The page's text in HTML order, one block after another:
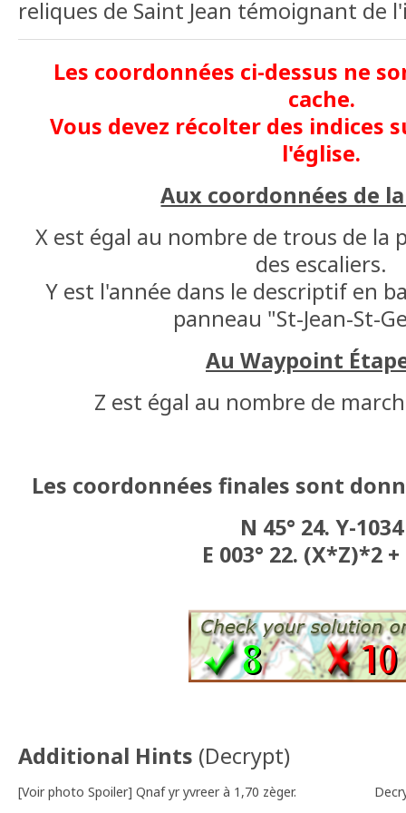
reliques de Saint Jean témoignant de
Les coordonnées ci-dessus ne
cache.
Vous devez récolter des indices
l'église.
Aux coordonnées de
X est égal au nombre de trous de la
des escaliers.
Y est l'année dans le descriptif en
panneau "St-Jean-St-
Au Waypoint
Z est égal au nombre de
Les coordonnées finales sont
N 45° 24. Y-1034
E 003° 22. (X*Z)*2 +
Additional Hints (Decrypt)
[Voir photo Spoiler] Qnaf yr yvreer à 1,70 zèger.